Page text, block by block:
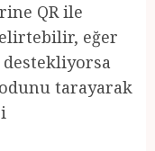
QR ile
eğer
tarayarak